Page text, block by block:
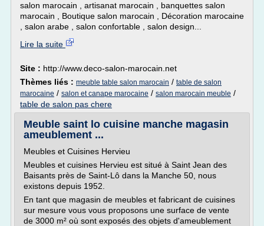
salon marocain , artisanat marocain , banquettes salon
marocain , Boutique salon marocain , Décoration marocaine
, salon arabe , salon confortable , salon design...
Lire la suite
Site : http://www.deco-salon-marocain.net
Thèmes liés : meuble table salon marocain / table de salon
marocaine / salon et canape marocaine / salon marocain meuble /
table de salon pas chere
Meuble saint lo cuisine manche magasin
ameublement ...
Meubles et Cuisines Hervieu
Meubles et cuisines Hervieu est situé à Saint Jean des
Baisants près de Saint-Lô dans la Manche 50, nous
existons depuis 1952.
En tant que magasin de meubles et fabricant de cuisines
sur mesure vous vous proposons une surface de vente
de 3000 m² où sont exposés des objets d'ameublement